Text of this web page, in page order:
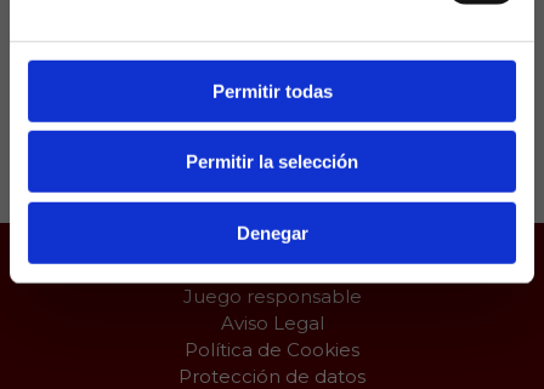
Permitir todas
Permitir la selección
Denegar
en la temporada 71/72.
Compartir:
Juego responsable
Aviso Legal
Política de Cookies
Protección de datos